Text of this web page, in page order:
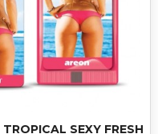
SEXY FRESH